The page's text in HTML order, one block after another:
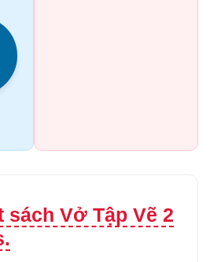
sách Vở Tập Vẽ 2